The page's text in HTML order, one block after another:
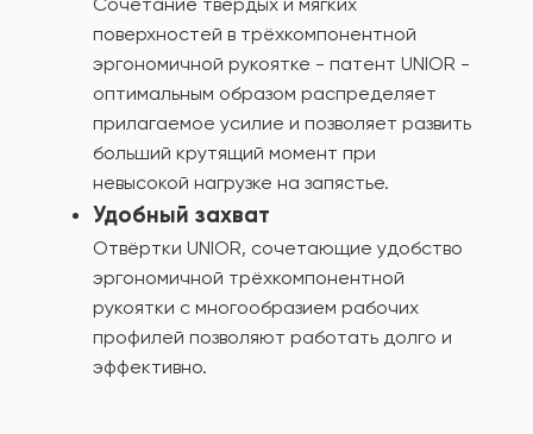
поверхностей в трёхкомпонентной
эргономичной рукоятке - патент UNIOR -
оптимальным образом распределяет
прилагаемое усилие и позволяет развить
больший крутящий момент при
невысокой нагрузке на запястье.
Удобный захват
Отвёртки UNIOR, сочетающие удобство
эргономичной трёхкомпонентной
рукоятки с многообразием рабочих
профилей позволяют работать долго и
эффективно.